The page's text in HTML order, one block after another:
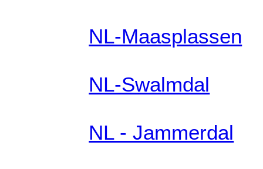
NL-Maasplassen
NL-Swalmdal
NL - Jammerdal